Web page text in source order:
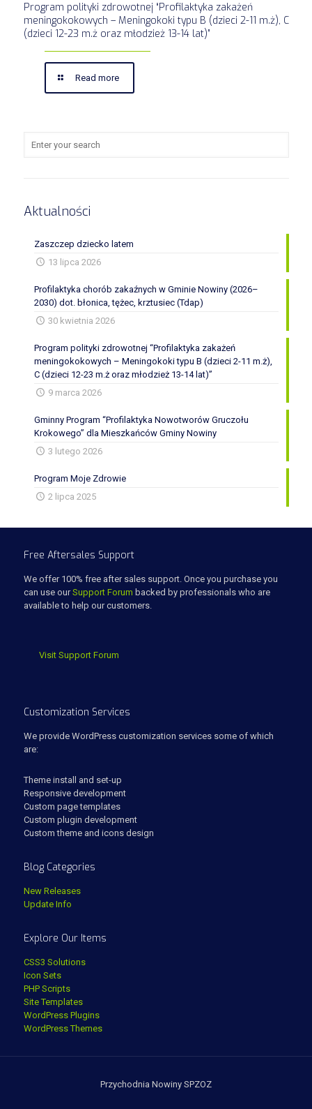
Program polityki zdrowotnej “Profilaktyka zakażeń
meningokokowych – Meningokoki typu B (dzieci 2-11 m.ż), C
(dzieci 12-23 m.ż oraz młodzież 13-14 lat)”
Read more
Aktualności
Zaszczep dziecko latem
13 lipca 2026
Profilaktyka chorób zakaźnych w Gminie Nowiny (2026–
2030) dot. błonica, tężec, krztusiec (Tdap)
30 kwietnia 2026
Program polityki zdrowotnej “Profilaktyka zakażeń
meningokokowych – Meningokoki typu B (dzieci 2-11 m.ż),
C (dzieci 12-23 m.ż oraz młodzież 13-14 lat)”
9 marca 2026
Gminny Program “Profilaktyka Nowotworów Gruczołu
Krokowego” dla Mieszkańców Gminy Nowiny
3 lutego 2026
Program Moje Zdrowie
2 lipca 2025
Free Aftersales Support
We offer 100% free after sales support. Once you purchase you
can use ourSupport Forum backed by professionals who are
available to help our customers.
Visit Support Forum
Customization Services
We provide WordPress customization services some of which
are:
Theme install and set-up
Responsive development
Custom page templates
Custom plugin development
Custom theme and icons design
Blog Categories
New Releases
Update Info
Explore Our Items
CSS3 Solutions
Icon Sets
PHP Scripts
Site Templates
WordPress Plugins
WordPress Themes
Przychodnia Nowiny SPZOZ